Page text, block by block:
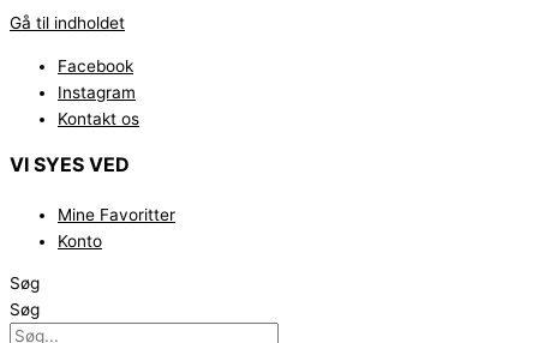
Gå til indholdet
Facebook
Instagram
Kontakt os
VI SYES VED
Mine Favoritter
Konto
Søg
Søg